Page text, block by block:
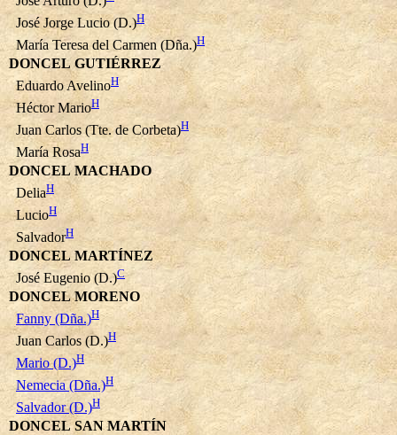
José Jorge Lucio (D.)H
María Teresa del Carmen (Dña.)H
DONCEL GUTIÉRREZ
Eduardo AvelinoH
Héctor MarioH
Juan Carlos (Tte. de Corbeta)H
María RosaH
DONCEL MACHADO
DeliaH
LucioH
SalvadorH
DONCEL MARTÍNEZ
José Eugenio (D.)C
DONCEL MORENO
Fanny (Dña.)H
Juan Carlos (D.)H
Mario (D.)H
Nemecia (Dña.)H
Salvador (D.)H
DONCEL SAN MARTÍN